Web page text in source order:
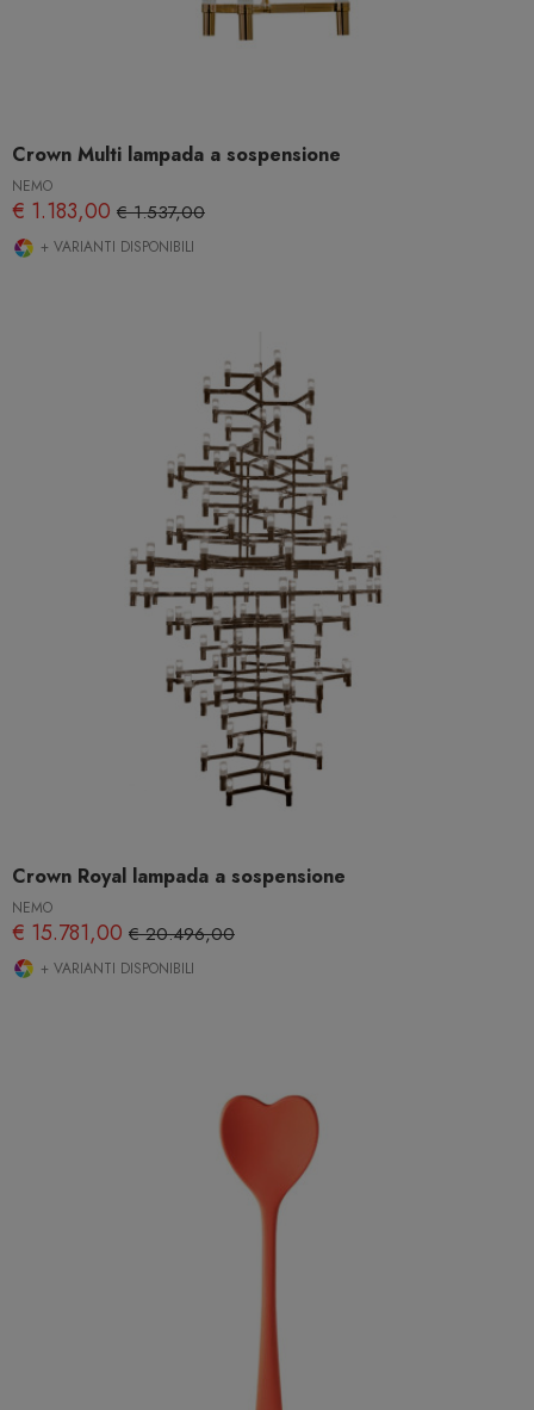
Crown Multi lampada a sospensione
NEMO
€ 1.183,00 € 1.537,00
+ VARIANTI DISPONIBILI
Crown Royal lampada a sospensione
NEMO
€ 15.781,00 € 20.496,00
+ VARIANTI DISPONIBILI